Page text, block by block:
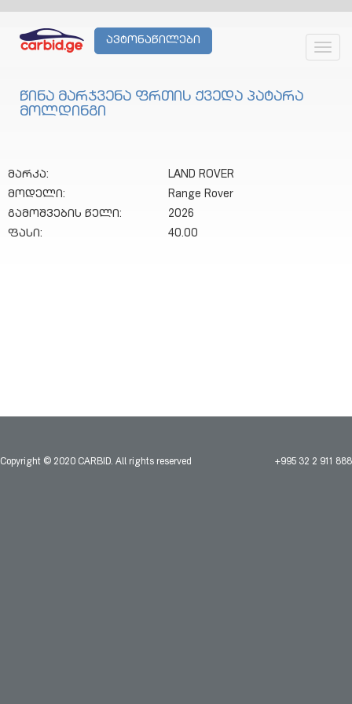
ავტონაწილები
წინა მარჯვენა ფრთის ქვედა პატარა
მოლდინგი
მარკა:
LAND ROVER
მოდელი:
Range Rover
გამოშვების წელი:
2026
ფასი:
40.00
Copyright © 2020 CARBID. All rights reserved +995 32 2 911 888